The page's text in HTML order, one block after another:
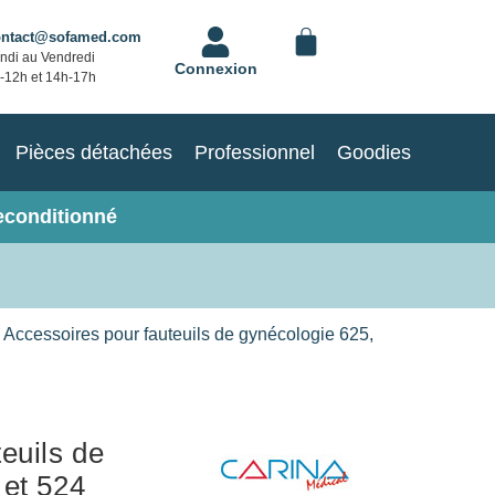
au Vendredi
12h et 14h-17h
Connexion
Pièces détachées Professionnel Goodies
Accessoires pour fauteuils de gynécologie 625,
de
524